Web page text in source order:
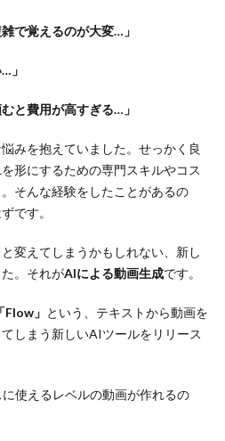
で覚えるのが大変…」
」
と費用が高すぎる…」
みを抱えていました。せっかく良
形にするための専門スキルやコス
そんな経験をしたことがあるの
です。
変えてしまうかもしれない、新し
。それがAIによる動画生成です。
「Flow」 という、テキストから動画を
しまう新しいAIツールをリリース
使えるレベルの動画が作れるの